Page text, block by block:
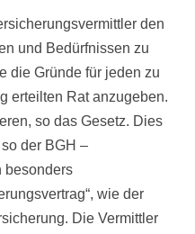
den
und Bedürfnissen zu
die Gründe für jeden zu
erteilten Rat anzugeben.
so das Gesetz. Dies
der BGH –
besonders
wie der
Die Vermittler